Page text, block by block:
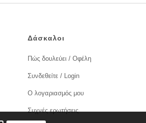
Δάσκαλοι
Πώς δουλεύει / Οφέλη
Συνδεθείτε / Login
Ο λογαριασμός μου
Συχνές ερωτήσεις